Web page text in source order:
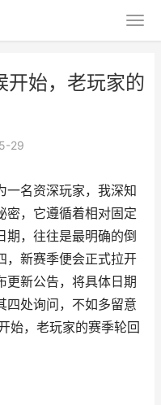
始，老玩家的
29
名资深玩家，我深知
密，它遵循着相对固定
期，往往是最明确的倒
，新赛季便会正式拉开
更新公告，将具体日期
四处询问，不如多留意
始，老玩家的赛季轮回